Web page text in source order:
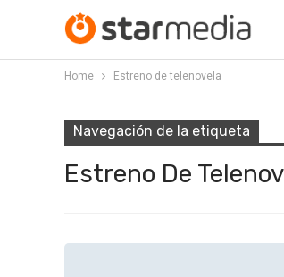
Home Estreno de telenovela
Navegación de la etiqueta
Estreno De